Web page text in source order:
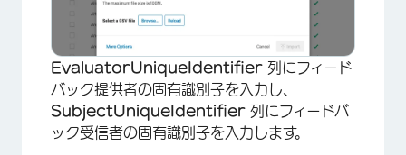
EvaluatorUniqueIdentifier 列にフィード
バック提供者の固有識別子を入力し、
SubjectUniqueIdentifier 列にフィードバ
ック受信者の固有識別子を入力します。